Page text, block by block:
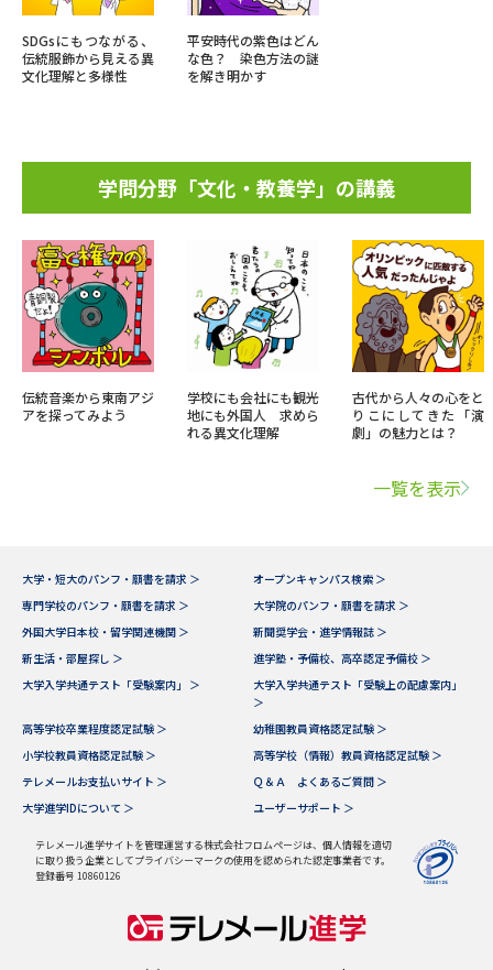
SDGsにもつながる、
伝統服飾から見える異
文化理解と多様性
平安時代の紫色はどん
な色？ 染色方法の謎
を解き明かす
学問分野「文化・教養学」の講義
伝統音楽から東南アジ
アを探ってみよう
学校にも会社にも観光
地にも外国人 求めら
れる異文化理解
古代から人々の心をと
りこにしてきた「演
劇」の魅力とは？
一覧を表示
大学・短大のパンフ・願書を請求 ＞
オープンキャンパス検索 ＞
専門学校のパンフ・願書を請求 ＞
大学院のパンフ・願書を請求 ＞
外国大学日本校・留学関連機関 ＞
新聞奨学会・進学情報誌 ＞
新生活・部屋探し ＞
進学塾・予備校、高卒認定予備校 ＞
大学入学共通テスト「受験案内」 ＞
大学入学共通テスト「受験上の配慮案内」
＞
高等学校卒業程度認定試験 ＞
幼稚園教員資格認定試験 ＞
小学校教員資格認定試験 ＞
高等学校（情報）教員資格認定試験 ＞
テレメールお支払いサイト ＞
Ｑ＆Ａ よくあるご質問 ＞
大学進学IDについて ＞
ユーザーサポート ＞
テレメール進学サイトを管理運営する株式会社フロムページは、個人情報を適切
に取り扱う企業としてプライバシーマークの使用を認められた認定事業者です。
登録番号 10860126